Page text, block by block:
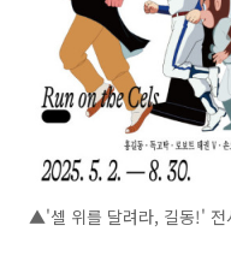
▲'셀 위를 달려라, 길동!' 전